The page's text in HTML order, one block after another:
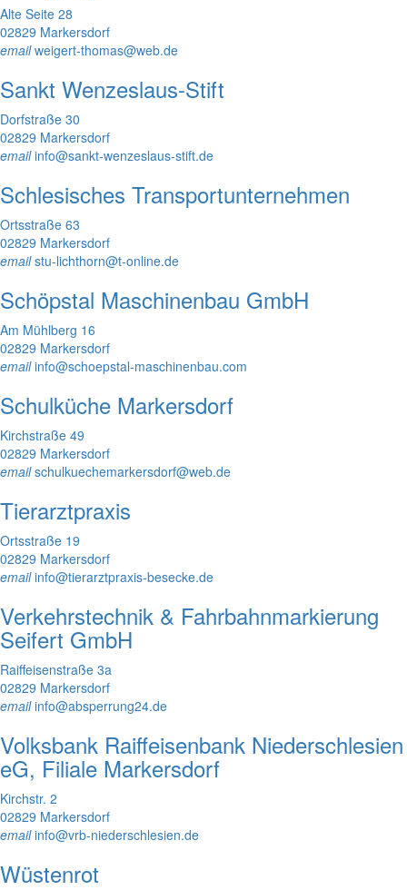
Alte Seite 28
02829 Markersdorf
emailweigert-thomas@web.de
Sankt Wenzeslaus-Stift
Dorfstraße 30
02829 Markersdorf
emailinfo@sankt-wenzeslaus-stift.de
Schlesisches Transportunternehmen
Ortsstraße 63
02829 Markersdorf
emailstu-lichthorn@t-online.de
Schöpstal Maschinenbau GmbH
Am Mühlberg 16
02829 Markersdorf
emailinfo@schoepstal-maschinenbau.com
Schulküche Markersdorf
Kirchstraße 49
02829 Markersdorf
emailschulkuechemarkersdorf@web.de
Tierarztpraxis
Ortsstraße 19
02829 Markersdorf
emailinfo@tierarztpraxis-besecke.de
Verkehrstechnik & Fahrbahnmarkierung
Seifert GmbH
Raiffeisenstraße 3a
02829 Markersdorf
emailinfo@absperrung24.de
Volksbank Raiffeisenbank Niederschlesien
eG, Filiale Markersdorf
Kirchstr. 2
02829 Markersdorf
emailinfo@vrb-niederschlesien.de
Wüstenrot